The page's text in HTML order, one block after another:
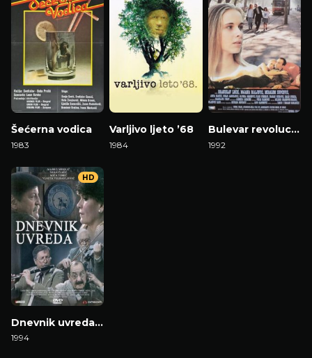
Šećerna vodica
1983
Varljivo ljeto ’68
1984
Bulevar revolucije
1992
Dnevnik uvreda 1993
1994
HD